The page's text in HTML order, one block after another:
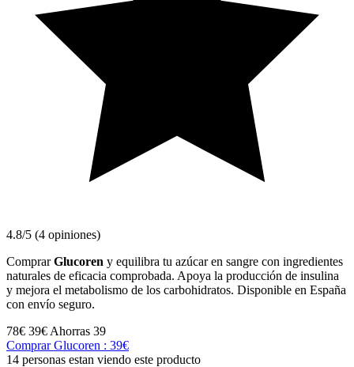
4.8/5 (4 opiniones)
ComprarGlucoren y equilibra tu azúcar en sangre con ingredientes
naturales de eficacia comprobada. Apoya la producción de insulina
y mejora el metabolismo de los carbohidratos. Disponible en España
con envío seguro.
78€ 39€ Ahorras 39
Comprar Glucoren : 39€
14 personas estan viendo este producto